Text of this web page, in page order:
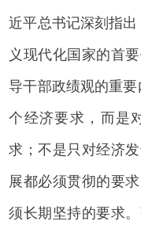
近平总书记深刻指
义现代化国家的首
导干部政绩观的重
个经济要求，而是
求；不是只对经济
展都必须贯彻的要
须长期坚持的要求